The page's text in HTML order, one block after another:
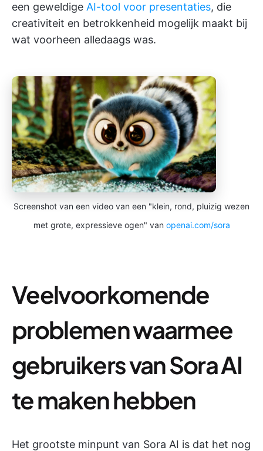
een geweldige AI-tool voor presentaties, die
creativiteit en betrokkenheid mogelijk maakt bij
wat voorheen alledaags was.
Screenshot van een video van een "klein, rond, pluizig wezen
met grote, expressieve ogen" van openai.com/sora
Veelvoorkomende
problemen waarmee
gebruikers van Sora AI
te maken hebben
Het grootste minpunt van Sora AI is dat het nog